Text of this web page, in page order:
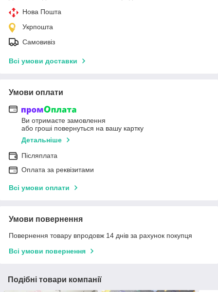
Нова Пошта
Укрпошта
Самовивіз
Всі умови доставки
Умови оплати
Ви отримаєте замовлення
або гроші повернуться на вашу картку
Детальніше
Післяплата
Оплата за реквізитами
Всі умови оплати
Умови повернення
Повернення товару впродовж 14 днів за рахунок покупця
Всі умови повернення
Подібні товари компанії